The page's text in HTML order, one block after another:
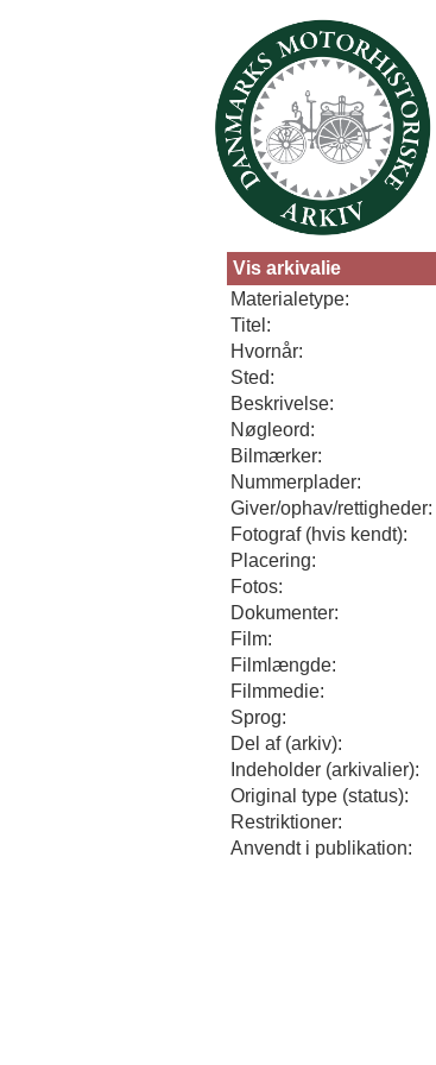
Vis arkivalie
Materialetype:
Titel:
Hvornår:
Sted:
Beskrivelse:
Nøgleord:
Bilmærker:
Nummerplader:
Giver/ophav/rettigheder:
Fotograf (hvis kendt):
Placering:
Fotos:
Dokumenter:
Film:
Filmlængde:
Filmmedie:
Sprog:
Del af (arkiv):
Indeholder (arkivalier):
Original type (status):
Restriktioner:
Anvendt i publikation: